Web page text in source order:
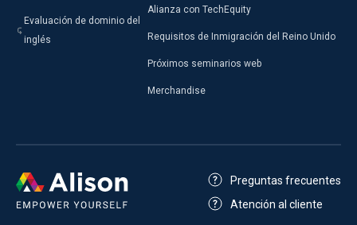
Evaluación de dominio del
inglés
Alianza con TechEquity
Requisitos de Inmigración del Reino Unido
Próximos seminarios web
Merchandise
Preguntas frecuentes
Atención al cliente